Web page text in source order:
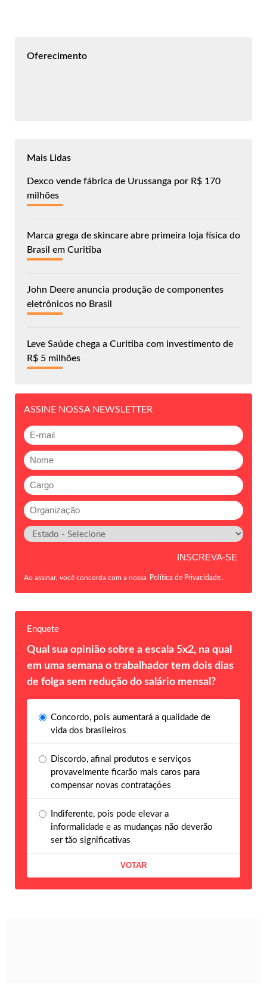
Oferecimento
Mais Lidas
Dexco vende fábrica de Urussanga por R$ 170
milhões
Marca grega de skincare abre primeira loja física do
Brasil em Curitiba
John Deere anuncia produção de componentes
eletrônicos no Brasil
Leve Saúde chega a Curitiba com investimento de
R$ 5 milhões
ASSINE NOSSA NEWSLETTER
Ao assinar, você concorda com a nossa Política de Privacidade
Enquete
Qual sua opinião sobre a escala 5x2, na qual
em uma semana o trabalhador tem dois dias
de folga sem redução do salário mensal?
Concordo, pois aumentará a qualidade de
vida dos brasileiros
Discordo, afinal produtos e serviços
provavelmente ficarão mais caros para
compensar novas contratações
Indiferente, pois pode elevar a
informalidade e as mudanças não deverão
ser tão significativas